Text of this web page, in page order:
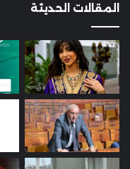
المقالات الحديثة